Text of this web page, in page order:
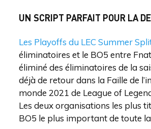
UN SCRIPT PARFAIT POUR LA
Les Playoffs du LEC Summer
éliminatoires et le BO5 entre
éliminé des éliminatoires de la
déjà de retour dans la Faille de
monde 2021 de League of
Les deux organisations les plus
BO5 le plus important de toute